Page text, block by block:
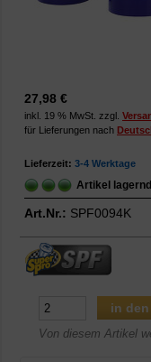
27,98 €
inkl. 19 % MwSt. zzgl.
für Lieferungen nach
Lieferzeit: 3-4 Werktage
Artikel lagernd
Art.Nr.: SPF0094K
Von diesem Artikel